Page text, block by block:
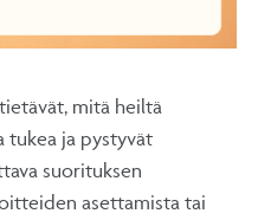
mitä heiltä
tukea ja pystyvät
suorituksen
asettamista tai